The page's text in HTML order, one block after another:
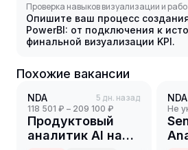
Проверка навыков визуализации и
Опишите ваш процесс
PowerBI: от подключения к
финальной визуализации KPI.
Похожие вакансии
NDA 5 дн. назад
118 501 ₽ – 209 100 ₽
Продуктовый
аналитик AI на
NDA
Не